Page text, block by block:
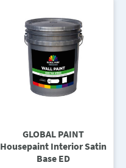
GLOBAL PAINT
Housepaint Interior Satin
Base ED